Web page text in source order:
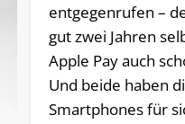
entgegenrufen –
gut zwei Jahren
Apple Pay auch
Und beide haben
Smartphones für